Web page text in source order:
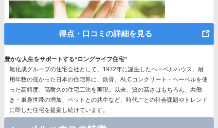
得点・口コミの詳細を見る
豊かな人生をサポートする“ロングライフ住宅”
旭化成グループの住宅会社として、1972年に誕生したヘーベルハウス。耐
用年数の低かった日本の住宅界に、鉄骨、ALCコンクリート・ヘーベルを使
った高精度、高耐久の住宅工法を実現。以来、質の高さはもちろん、共働
き・単身世帯の増加、ペットとの共生など、時代ごとの社会課題やトレンド
に即した住宅を提案し続けています。